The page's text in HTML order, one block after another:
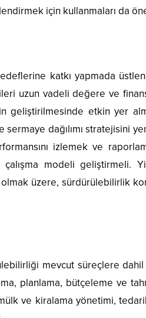
için kullanmaları da
katkı yapmada
uzun vadeli değere ve
geliştirilmesinde etkin yer
dağılımı stratejisini
izlemek ve
modeli geliştirmeli.
üzere, sürdürülebilirlik
mevcut süreçlere
planlama, bütçeleme ve
ve kiralama yönetimi,